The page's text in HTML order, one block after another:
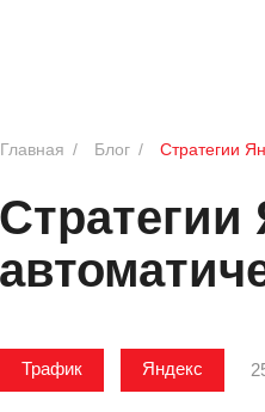
Главная / Блог / Стратегии
Стратегии
Трафик Яндекс